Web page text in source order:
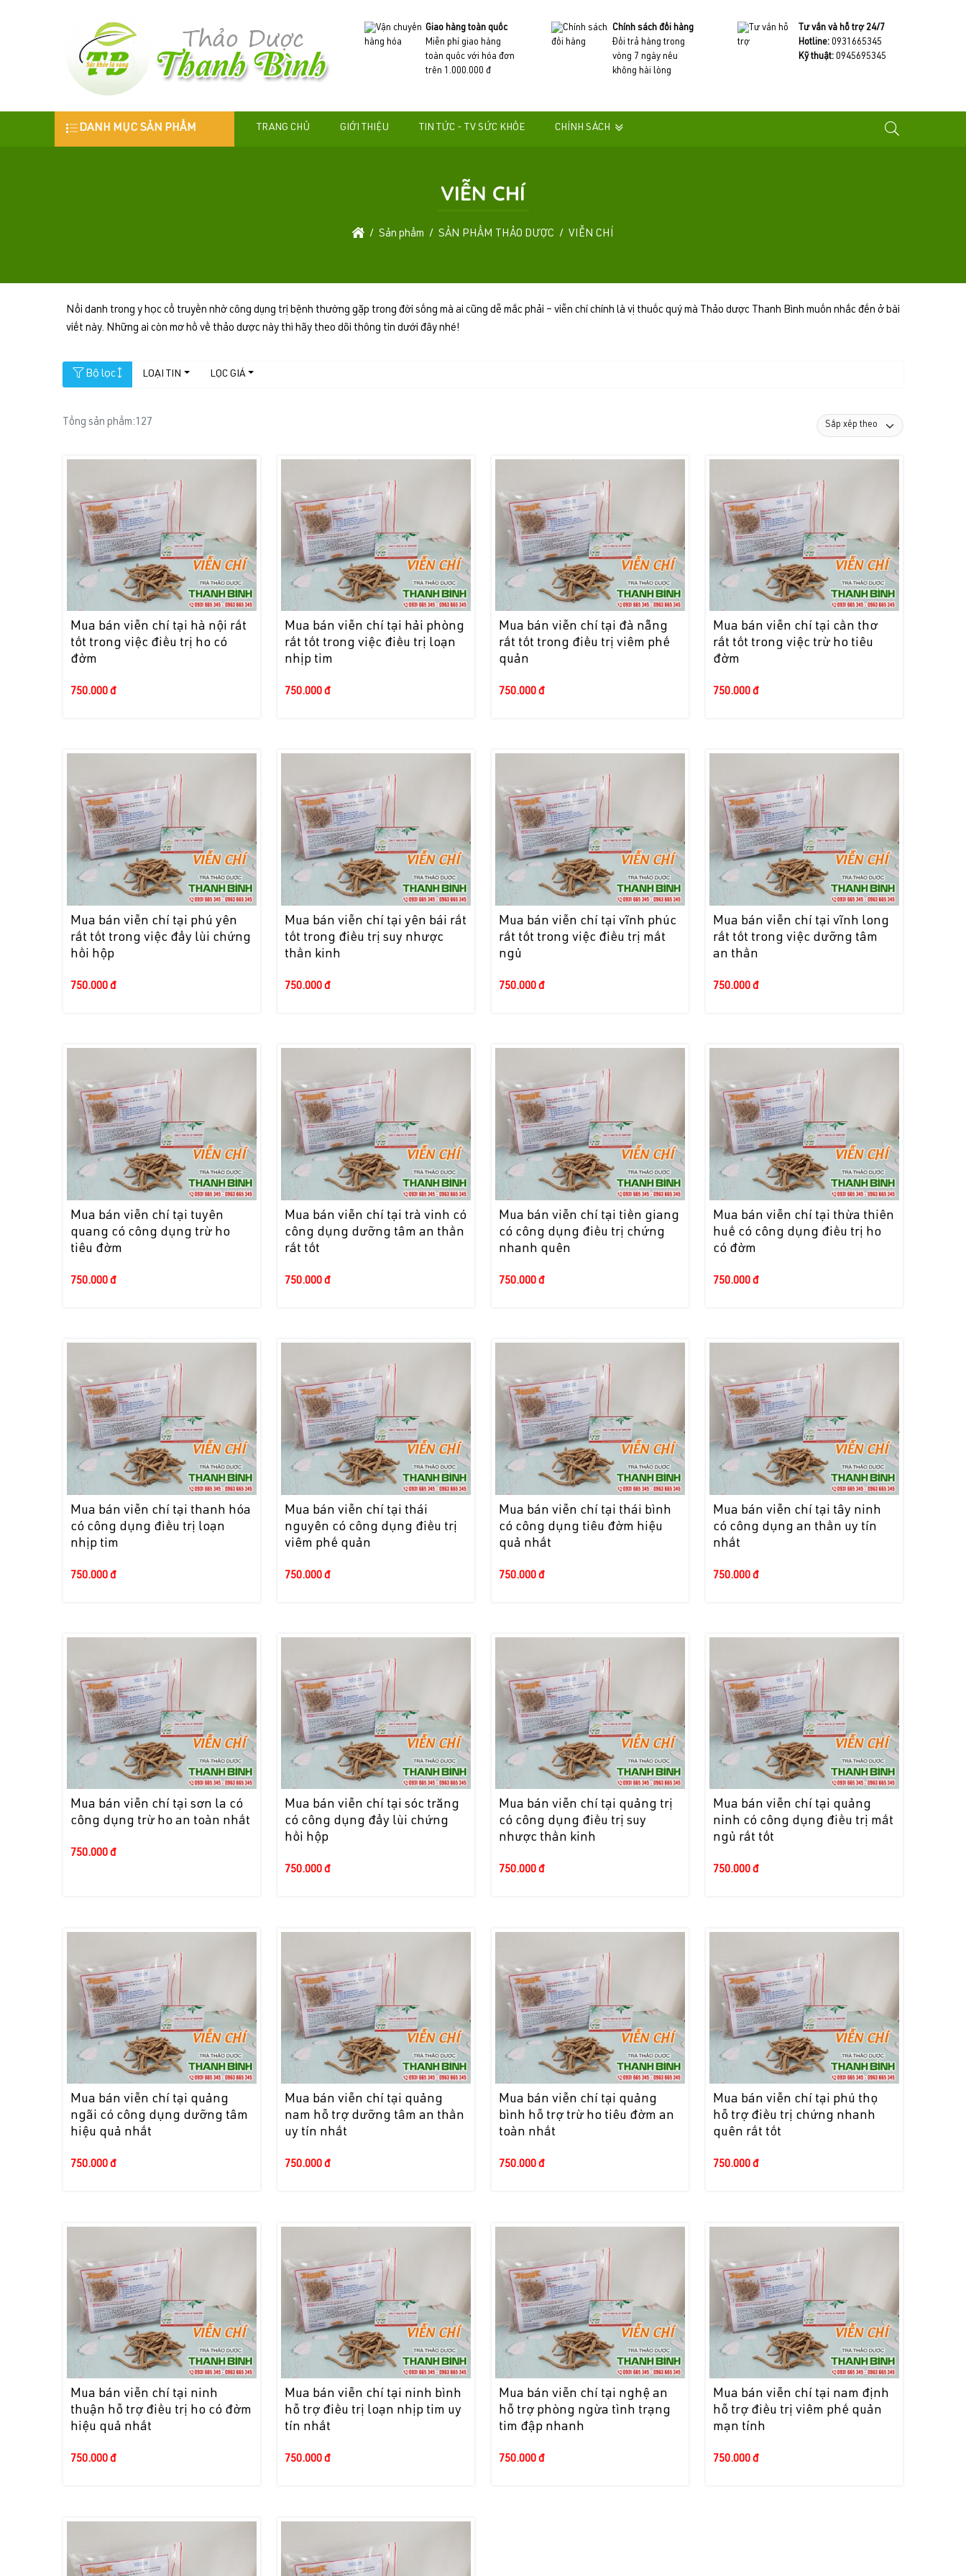
Giao hàng toàn quốc
Miễn phí giao hàng
toàn quốc với hóa đơn
trên 1.000.000 đ
Chính sách đổi hàng
Đổi trả hàng trong
vòng 7 ngày nếu
không hài lòng
Tư vấn và hỗ trợ 24/7
Hotline:0931665345
Kỹ thuật: 0945695345
DANH MỤC SẢN PHẨM TRANG CHỦ GIỚI THIỆU TIN TỨC - TV SỨC KHỎE CHÍNH SÁCH
VIỄN CHÍ
Sản phẩm SẢN PHẨM THẢO DƯỢC VIỄN CHÍ
Nổi danh trong y học cổ truyền nhờ công dụng trị bệnh thường gặp trong đời sống mà ai cũng dễ mắc phải – viễn chí chính là vị thuốc quý mà Thảo dược Thanh Bình muốn nhắc đến ở bài
viết này. Những ai còn mơ hồ về thảo dược này thì hãy theo dõi thông tin dưới đây nhé!
Bộ lọc LOẠI TIN LỌC GIÁ
Tổng sản phẩm: 127
Mua bán viễn chí tại hà nội rất
tốt trong việc điều trị ho có
đờm
750.000 đ
Mua bán viễn chí tại hải phòng
rất tốt trong việc điều trị loạn
nhịp tim
750.000 đ
Mua bán viễn chí tại đà nẵng
rất tốt trong điều trị viêm phế
quản
750.000 đ
Mua bán viễn chí tại cần thơ
rất tốt trong việc trừ ho tiêu
đờm
750.000 đ
Mua bán viễn chí tại phú yên
rất tốt trong việc đẩy lùi chứng
hồi hộp
750.000 đ
Mua bán viễn chí tại yên bái rất
tốt trong điều trị suy nhược
thần kinh
750.000 đ
Mua bán viễn chí tại vĩnh phúc
rất tốt trong việc điều trị mất
ngủ
750.000 đ
Mua bán viễn chí tại vĩnh long
rất tốt trong việc dưỡng tâm
an thần
750.000 đ
Mua bán viễn chí tại tuyên
quang có công dụng trừ ho
tiêu đờm
750.000 đ
Mua bán viễn chí tại trà vinh có
công dụng dưỡng tâm an thần
rất tốt
750.000 đ
Mua bán viễn chí tại tiền giang
có công dụng điều trị chứng
nhanh quên
750.000 đ
Mua bán viễn chí tại thừa thiên
huế có công dụng điều trị ho
có đờm
750.000 đ
Mua bán viễn chí tại thanh hóa
có công dụng điều trị loạn
nhịp tim
750.000 đ
Mua bán viễn chí tại thái
nguyên có công dụng điều trị
viêm phế quản
750.000 đ
Mua bán viễn chí tại thái bình
có công dụng tiêu đờm hiệu
quả nhất
750.000 đ
Mua bán viễn chí tại tây ninh
có công dụng an thần uy tín
nhất
750.000 đ
Mua bán viễn chí tại sơn la có
công dụng trừ ho an toàn nhất
750.000 đ
Mua bán viễn chí tại sóc trăng
có công dụng đẩy lùi chứng
hồi hộp
750.000 đ
Mua bán viễn chí tại quảng trị
có công dụng điều trị suy
nhược thần kinh
750.000 đ
Mua bán viễn chí tại quảng
ninh có công dụng điều trị mất
ngủ rất tốt
750.000 đ
Mua bán viễn chí tại quảng
ngãi có công dụng dưỡng tâm
hiệu quả nhất
750.000 đ
Mua bán viễn chí tại quảng
nam hỗ trợ dưỡng tâm an thần
uy tín nhất
750.000 đ
Mua bán viễn chí tại quảng
bình hỗ trợ trừ ho tiêu đờm an
toàn nhất
750.000 đ
Mua bán viễn chí tại phú thọ
hỗ trợ điều trị chứng nhanh
quên rất tốt
750.000 đ
Mua bán viễn chí tại ninh
thuận hỗ trợ điều trị ho có đờm
hiệu quả nhất
750.000 đ
Mua bán viễn chí tại ninh bình
hỗ trợ điều trị loạn nhịp tim uy
tín nhất
750.000 đ
Mua bán viễn chí tại nghệ an
hỗ trợ phòng ngừa tình trạng
tim đập nhanh
750.000 đ
Mua bán viễn chí tại nam định
hỗ trợ điều trị viêm phế quản
mạn tính
750.000 đ